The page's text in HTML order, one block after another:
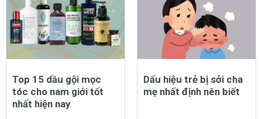
Top 15 dầu gội mọc
tóc cho nam giới tốt
nhất hiện nay
Dấu hiệu trẻ bị sởi cha
mẹ nhất định nên biết